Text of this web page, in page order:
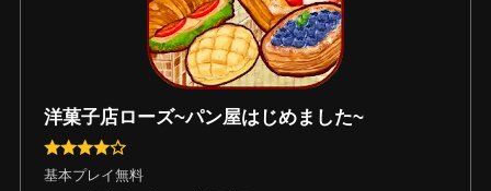
洋菓子店ローズ~パン屋はじめました~
基本プレイ無料